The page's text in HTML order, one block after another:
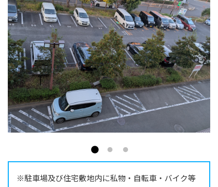
※駐車場及び住宅敷地内に私物・自転車・バイク等